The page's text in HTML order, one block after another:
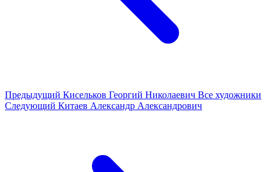
Предыдущий Кисельков Георгий Николаевич Все художники
Следующий Китаев Александр Александрович